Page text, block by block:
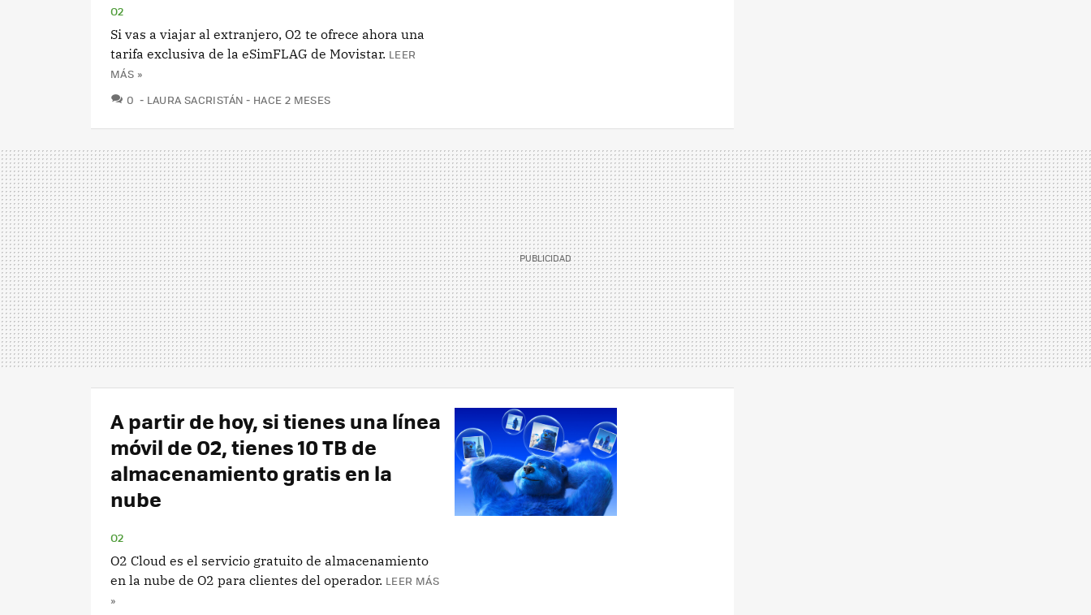
O2
Si vas a viajar al extranjero, O2 te ofrece ahora una
tarifa exclusiva de la eSimFLAG de Movistar. LEER
MÁS »
0 COMENTARIOS
LAURA SACRISTÁN HACE 2 MESES
A partir de hoy, si tienes una línea
móvil de O2, tienes 10 TB de
almacenamiento gratis en la
nube
O2
O2 Cloud es el servicio gratuito de almacenamiento
en la nube de O2 para clientes del operador. LEER MÁS
»